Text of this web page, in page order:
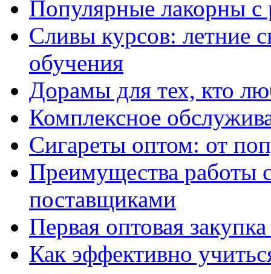
Популярные лакорны с
Сливы курсов: летние
обучения
Дорамы для тех, кто
Комплексное
Сигареты оптом: от
Преимущества работы
поставщиками
Первая оптовая
Как эффективно